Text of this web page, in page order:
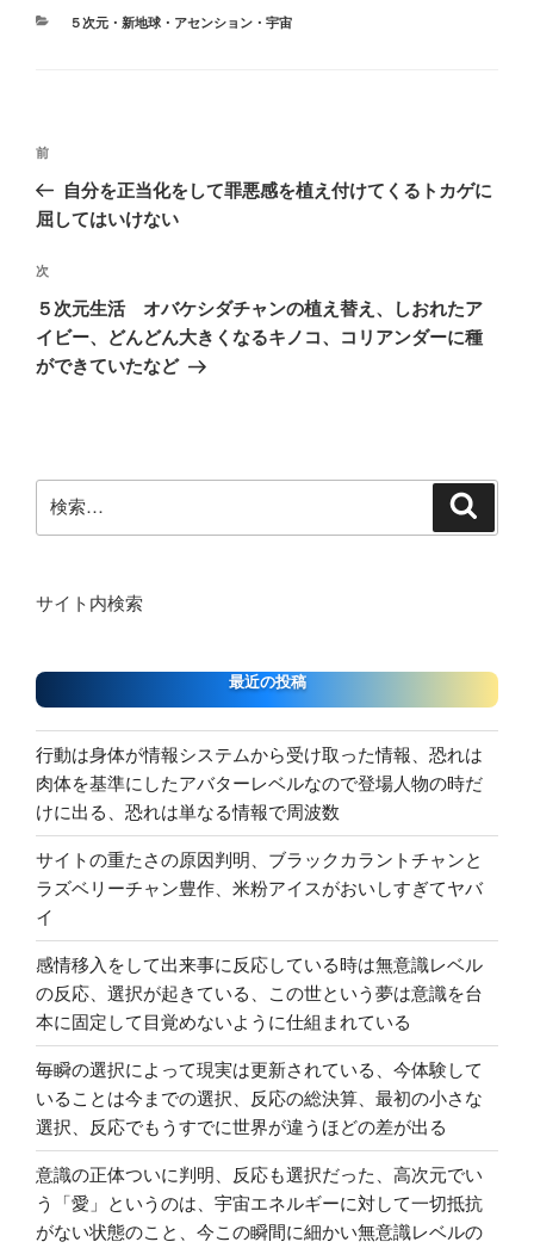
カ
５次元・新地球・アセンション・宇宙
投
ナ
ゲ
ー
シ
ョ
前
の
投
前
自分を正当化をして罪悪感を植え付けてくるトカゲに
屈してはいけない
次
の
投
稿
次
５次元生活 オバケシダチャンの植え替え、しおれたア
イビー、どんどん大きくなるキノコ、コリアンダーに種
ができていたなど
索:
サイト内検索
最近の投稿
行動は身体が情報システムから受け取った情報、恐れは
肉体を基準にしたアバターレベルなので登場人物の時だ
けに出る、恐れは単なる情報で周波数
サイトの重たさの原因判明、ブラックカラントチャンと
ラズベリーチャン豊作、米粉アイスがおいしすぎてヤバ
イ
感情移入をして出来事に反応している時は無意識レベル
の反応、選択が起きている、この世という夢は意識を台
本に固定して目覚めないように仕組まれている
毎瞬の選択によって現実は更新されている、今体験して
いることは今までの選択、反応の総決算、最初の小さな
選択、反応でもうすでに世界が違うほどの差が出る
意識の正体ついに判明、反応も選択だった、高次元でい
う「愛」というのは、宇宙エネルギーに対して一切抵抗
がない状態のこと、今この瞬間に細かい無意識レベルの